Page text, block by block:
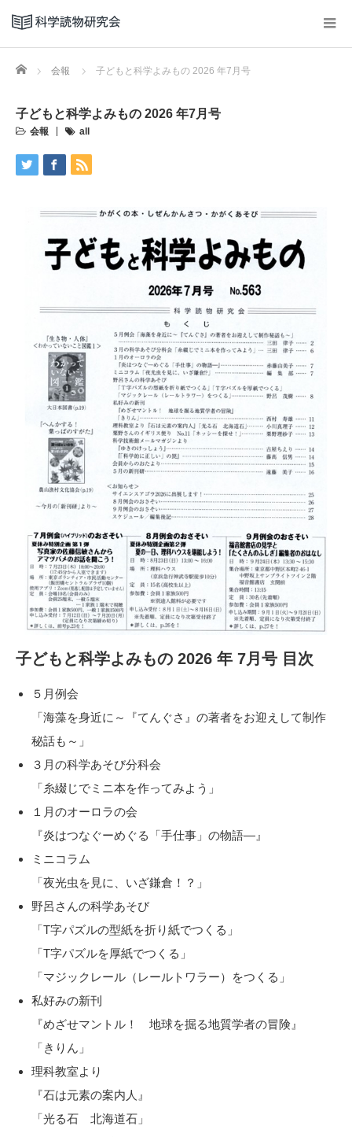
Home 会報 子どもと科学よみもの 2026 年7月号
子どもと科学よみもの 2026 年7月号
会報 all
子どもと科学よみもの 2026 年 7月号 目次
５月例会
「海藻を身近に～『てんぐさ』の著者をお迎えして制作
秘話も～」
３月の科学あそび分科会
「糸綴じでミニ本を作ってみよう」
１月のオーロラの会
『炎はつなぐーめぐる「手仕事」の物語―』
ミニコラム
「夜光虫を見に、いざ鎌倉！？」
野呂さんの科学あそび
「T字パズルの型紙を折り紙でつくる」
「T字パズルを厚紙でつくる」
「マジックレール（レールトワラー）をつくる」
私好みの新刊
『めざせマントル！ 地球を掘る地質学者の冒険』
「きりん」
理科教室より
『石は元素の案内人』
「光る石 北海道石」